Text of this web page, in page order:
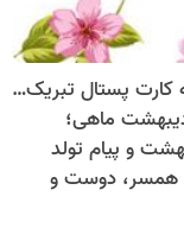
متن تبریک تولد اردیبهشت ماهی | مجموعه کارت پستال تبریک تولد اردیبهشت عاشقانه، احساسی، رسمی و دوستانه
ماهی؛
و پیام تولد
همسر، دوست و